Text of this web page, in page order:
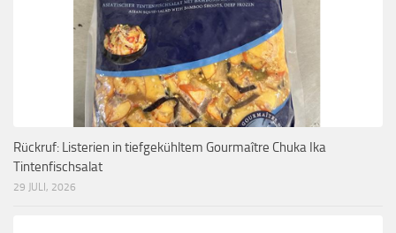
Rückruf: Listerien in tiefgekühltem Gourmaître Chuka Ika
Tintenfischsalat
29 JULI, 2026